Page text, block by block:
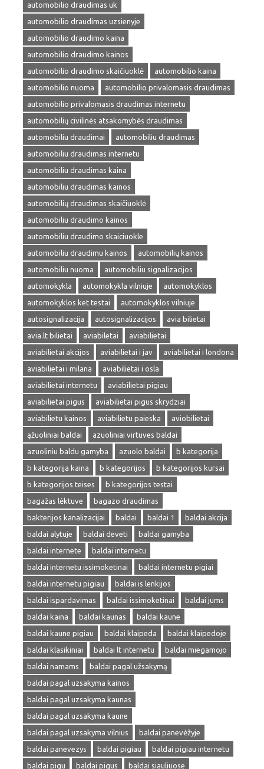
automobilio draudimas uk
automobilio draudimas uzsienyje
automobilio draudimo kaina
automobilio draudimo kainos
automobilio draudimo skaičiuoklė
automobilio kaina
automobilio nuoma
automobilio privalomasis draudimas
automobilio privalomasis draudimas internetu
automobilių civilinės atsakomybės draudimas
automobiliu draudimai
automobiliu draudimas
automobiliu draudimas internetu
automobiliu draudimas kaina
automobiliu draudimas kainos
automobilių draudimas skaičiuoklė
automobiliu draudimo kainos
automobiliu draudimo skaiciuokle
automobiliu draudimu kainos
automobilių kainos
automobiliu nuoma
automobiliu signalizacijos
automokykla
automokykla vilniuje
automokyklos
automokyklos ket testai
automokyklos vilniuje
autosignalizacija
autosignalizacijos
avia bilietai
avia.lt bilietai
aviabiletai
aviabilietai
aviabilietai akcijos
aviabilietai i jav
aviabilietai i londona
aviabilietai i milana
aviabilietai i osla
aviabilietai internetu
aviabilietai pigiau
aviabilietai pigus
aviabilietai pigus skrydziai
aviabilietu kainos
aviabilietu paieska
aviobilietai
ąžuoliniai baldai
azuoliniai virtuves baldai
azuoliniu baldu gamyba
azuolo baldai
b kategorija
b kategorija kaina
b kategorijos
b kategorijos kursai
b kategorijos teises
b kategorijos testai
bagažas lėktuve
bagazo draudimas
bakterijos kanalizacijai
baldai baldai 1
baldai akcija
baldai alytuje
baldai deveti
baldai gamyba
baldai internete
baldai internetu
baldai internetu issimoketinai
baldai internetu pigiai
baldai internetu pigiau
baldai is lenkijos
baldai ispardavimas
baldai issimoketinai
baldai jums
baldai kaina
baldai kaunas
baldai kaune
baldai kaune pigiau
baldai klaipeda
baldai klaipedoje
baldai klasikiniai
baldai lt internetu
baldai miegamojo
baldai namams
baldai pagal užsakymą
baldai pagal uzsakyma kainos
baldai pagal uzsakyma kaunas
baldai pagal uzsakyma kaune
baldai pagal uzsakyma vilnius
baldai panevėžyje
baldai panevezys
baldai pigiau
baldai pigiau internetu
baldai pigu
baldai pigus baldai siauliuose